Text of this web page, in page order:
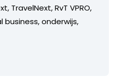
TravelNext, RvT VPRO,
business, onderwijs,